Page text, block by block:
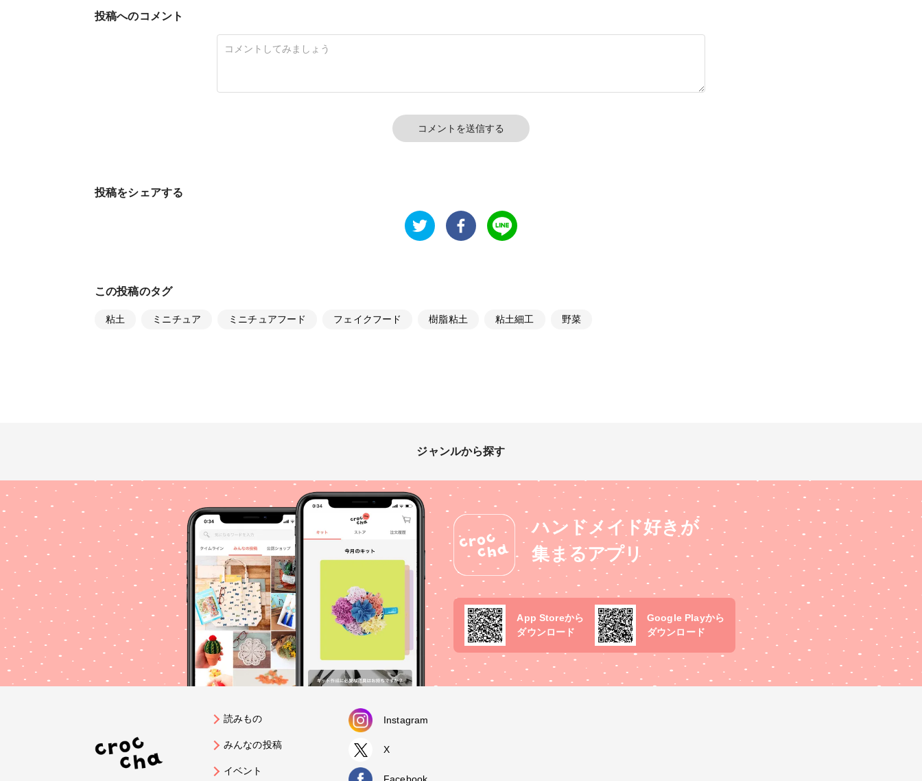
投稿へのコメント
コメントを送信する
投稿をシェアする
この投稿のタグ
粘土 ミニチュア ミニチュアフード フェイクフード 樹脂粘土 粘土細工 野菜
ジャンルから探す
ハンドメイド好きが
集まるアプリ
App Storeから
ダウンロード
Google Playから
ダウンロード
読みもの
みんなの投稿
イベント
Instagram
X